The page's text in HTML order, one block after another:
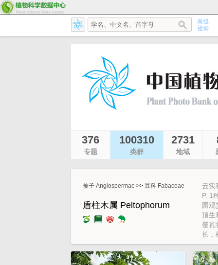
376
专题
100310
类群
2731
地域
被子 Angiospermae >> 豆科 Fabaceae
盾柱木属 Peltophorum
云实
P. 1
园观
顶生
覆瓦
长，
缝均